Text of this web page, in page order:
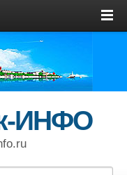
ИНФО